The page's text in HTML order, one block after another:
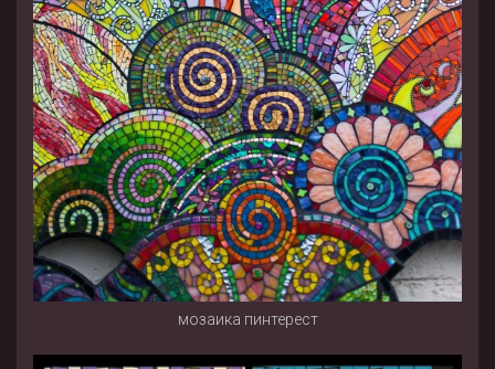
мозаика пинтерест